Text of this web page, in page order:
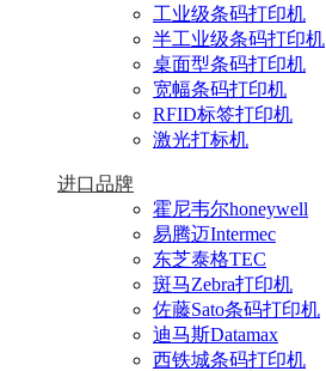
工业级条码打印机
半工业级条码打印机
桌面型条码打印机
宽幅条码打印机
RFID标签打印机
激光打标机
进口品牌
霍尼韦尔honeywell
易腾迈Intermec
东芝泰格TEC
斑马Zebra打印机
佐藤Sato条码打印机
迪马斯Datamax
西铁城条码打印机